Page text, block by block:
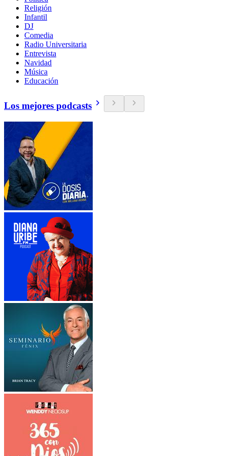
Religión
Infantil
DJ
Comedia
Radio Universitaria
Entrevista
Navidad
Música
Educación
Los mejores podcasts